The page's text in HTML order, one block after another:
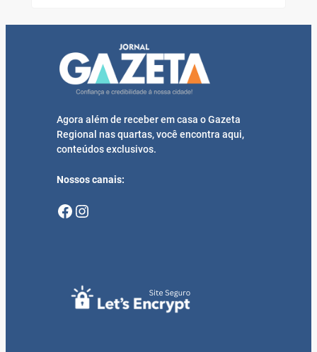
Agora além de receber em casa o Gazeta
Regional nas quartas, você encontra aqui,
conteúdos exclusivos.
Nossos canais:
Facebook Instagram